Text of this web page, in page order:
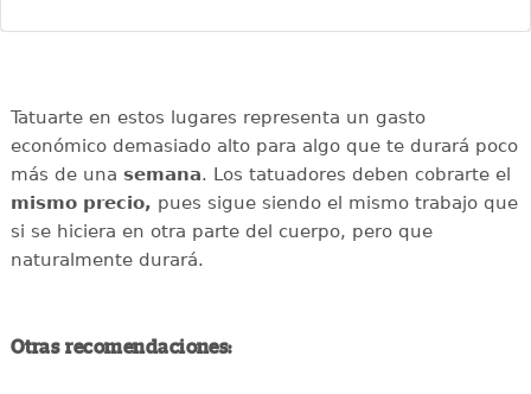
Tatuarte en estos lugares representa un gasto
económico demasiado alto para algo que te durará poco
más de una semana. Los tatuadores deben cobrarte el
mismo precio, pues sigue siendo el mismo trabajo que
si se hiciera en otra parte del cuerpo, pero que
naturalmente durará.
Otras recomendaciones: